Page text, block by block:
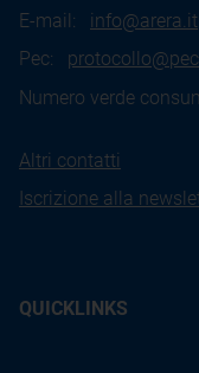
E-mail: info@arera.it
Pec:
Numero verde
Altri contatti
Iscrizione alla
QUICKLINKS